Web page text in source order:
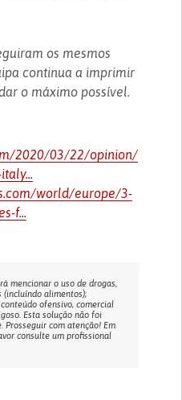
os mesmos
continua a imprimir
o máximo possível.
2020/03/22/opinion/
world/europe/3-
f...
mencionar o uso de drogas,
(incluíndo alimentos);
ofensivo, comercial
Esta solução não foi
Prosseguir com atenção! Em
consulte um profissional